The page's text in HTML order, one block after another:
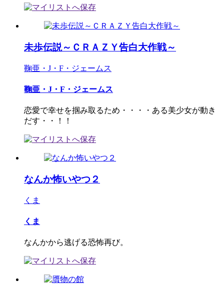
未歩伝説～ＣＲＡＺＹ告白大作戦～
鞠亜・J・F・ジェームス
鞠亜・J・F・ジェームス
恋愛で幸せを掴み取るため・・・・ある美少女が動き
だす・・！！
なんか怖いやつ２
くま
くま
なんかから逃げる恐怖再び。